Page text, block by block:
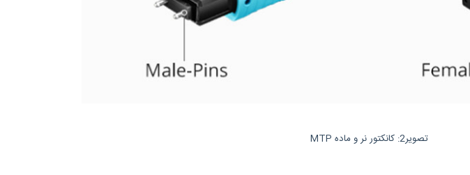
تصویر2: کانکتور نر و ماده MTP